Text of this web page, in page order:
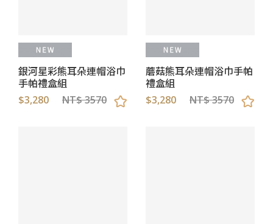
銀河星彩熊耳朵連帽浴巾
手帕禮盒組
$3,280 NT$ 3570
蘑菇熊耳朵連帽浴巾手帕
禮盒組
$3,280 NT$ 3570